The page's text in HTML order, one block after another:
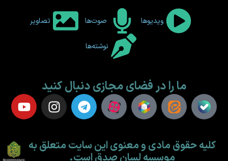
ویدیوها صوت‌ها تصاویر
نوشته‌ها
ما را در فضای مجازی دنبال کنید
کلیه حقوق مادی و معنوی این سایت متعلق به